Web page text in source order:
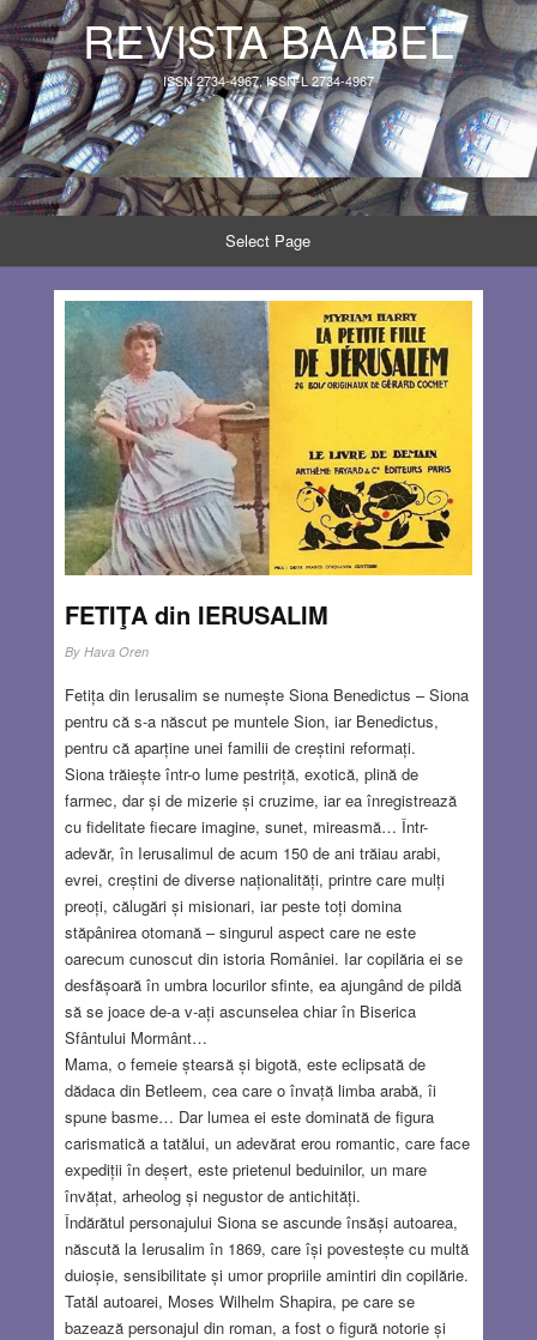
REVISTA BAABEL
ISSN 2734-4967, ISSN-L 2734-4967
Select Page
FETIŢA din IERUSALIM
By Hava Oren
Fetița din Ierusalim se numește Siona Benedictus – Siona
pentru că s-a născut pe muntele Sion, iar Benedictus,
pentru că aparține unei familii de creștini reformați.
Siona trăiește într-o lume pestriță, exotică, plină de
farmec, dar și de mizerie și cruzime, iar ea înregistrează
cu fidelitate fiecare imagine, sunet, mireasmă… Într-
adevăr, în Ierusalimul de acum 150 de ani trăiau arabi,
evrei, creștini de diverse naționalități, printre care mulți
preoți, călugări și misionari, iar peste toți domina
stăpânirea otomană – singurul aspect care ne este
oarecum cunoscut din istoria României. Iar copilăria ei se
desfășoară în umbra locurilor sfinte, ea ajungând de pildă
să se joace de-a v-ați ascunselea chiar în Biserica
Sfântului Mormânt…
Mama, o femeie ștearsă și bigotă, este eclipsată de
dădaca din Betleem, cea care o învață limba arabă, îi
spune basme… Dar lumea ei este dominată de figura
carismatică a tatălui, un adevărat erou romantic, care face
expediții în deșert, este prietenul beduinilor, un mare
învățat, arheolog și negustor de antichități.
Îndărătul personajului Siona se ascunde însăși autoarea,
născută la Ierusalim în 1869, care își povestește cu multă
duioșie, sensibilitate și umor propriile amintiri din copilărie.
Tatăl autoarei, Moses Wilhelm Shapira, pe care se
bazează personajul din roman, a fost o figură notorie și